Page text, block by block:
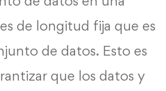
de longitud fija que es
de datos. Esto es
que los datos y